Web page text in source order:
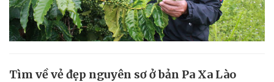
Tìm về vẻ đẹp nguyên sơ ở bản Pa Xa Lào